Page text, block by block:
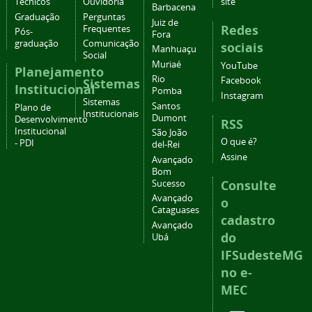
Graduação
Pós-
graduação
Planejamento
Institucional
Plano de
Desenvolvimento
Institucional
- PDI
Perguntas
Frequentes
Comunicação
Social
Sistemas
Sistemas
Institucionais
Barbacena
Juiz de
Fora
Manhuaçu
Muriaé
Rio
Pomba
Santos
Dumont
São João
del-Rei
Avançado
Bom
Sucesso
Avançado
Cataguases
Avançado
Ubá
Redes
sociais
YouTube
Facebook
Instagram
RSS
O que é?
Assine
Consulte
o
cadastro
do
IFSudesteMG
no e-
MEC